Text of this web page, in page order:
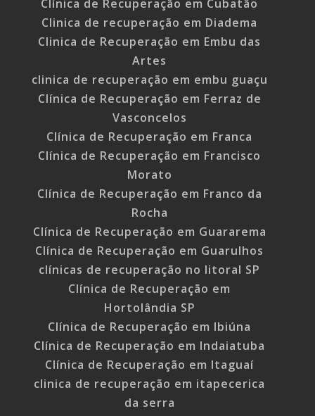
Clínica de Recuperação em Cubatão
Clinica de recuperação em Diadema
Clinica de Recuperação em Embu das
Artes
clinica de recuperação em embu guaçu
Clínica de Recuperação em Ferraz de
Vasconcelos
Clínica de Recuperação em Franca
Clínica de Recuperação em Francisco
Morato
Clínica de Recuperação em Franco da
Rocha
Clínica de Recuperação em Guararema
Clínica de Recuperação em Guarulhos
clínicas de recuperação no litoral SP
Clínica de Recuperação em
Hortolândia SP
Clínica de Recuperação em Ibiúna
Clínica de Recuperação em Indaiatuba
Clínica de Recuperação em Itaguaí
clinica de recuperação em itapecerica
da serra